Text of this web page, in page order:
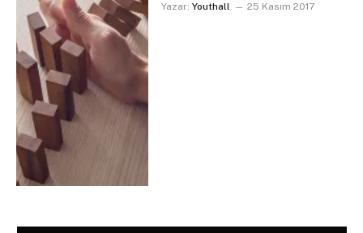
Yazar: Youthall 25 Kasım 2017